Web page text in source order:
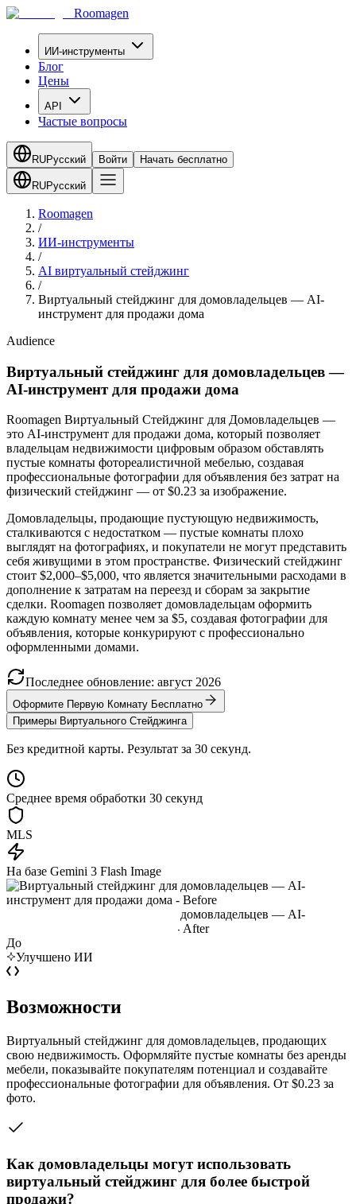
Roomagen
ИИ-инструменты
Блог
Цены
API
Частые вопросы
RUРусский Войти Начать бесплатно
RUРусский
Roomagen
/
ИИ-инструменты
/
AI виртуальный стейджинг
/
Виртуальный стейджинг для домовладельцев — AI-
инструмент для продажи дома
Audience
Виртуальный стейджинг для домовладельцев —
AI-инструмент для продажи дома
Roomagen Виртуальный Стейджинг для Домовладельцев —
это AI-инструмент для продажи дома, который позволяет
владельцам недвижимости цифровым образом обставлять
пустые комнаты фотореалистичной мебелью, создавая
профессиональные фотографии для объявления без затрат на
физический стейджинг — от $0.23 за изображение.
Домовладельцы, продающие пустующую недвижимость,
сталкиваются с недостатком — пустые комнаты плохо
выглядят на фотографиях, и покупатели не могут представить
себя живущими в этом пространстве. Физический стейджинг
стоит $2,000–$5,000, что является значительными расходами в
дополнение к затратам на переезд и сборам за закрытие
сделки. Roomagen позволяет домовладельцам оформить
каждую комнату менее чем за $5, создавая фотографии для
объявления, которые конкурируют с профессионально
оформленными домами.
Последнее обновление: август 2026
Оформите Первую Комнату Бесплатно
Примеры Виртуального Стейджинга
Без кредитной карты. Результат за 30 секунд.
Среднее время обработки 30 секунд
MLS
На базе Gemini 3 Flash Image
До
Улучшено ИИ
Возможности
Виртуальный стейджинг для домовладельцев, продающих
свою недвижимость. Оформляйте пустые комнаты без аренды
мебели, показывайте покупателям потенциал и создавайте
профессиональные фотографии для объявления. От $0.23 за
фото.
Как домовладельцы могут использовать
виртуальный стейджинг для более быстрой
продажи?